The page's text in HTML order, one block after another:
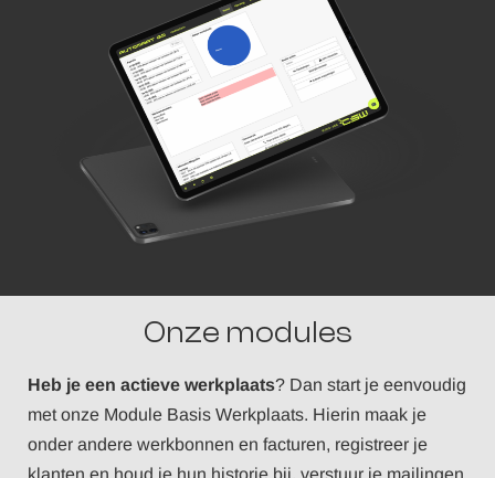
Onze modules
Heb je een actieve werkplaats? Dan start je eenvoudig
met onze Module Basis Werkplaats. Hierin maak je
onder andere werkbonnen en facturen, registreer je
klanten en houd je hun historie bij, verstuur je mailingen